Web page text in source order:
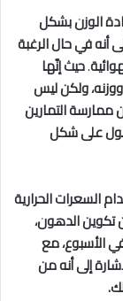
الوزن بشكل
أنه في حال الرغبة
.حيث إنّها
ولكن ليس
التمارين
على شكل
السعرات الحرارية
تكوين الدهون،
رفع الأوزان 2-4 مرات في الأسبوع، مع
إلى أنه من